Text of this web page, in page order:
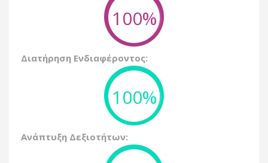
100%
Διατήρηση Ενδιαφέροντος:
100%
Ανάπτυξη Δεξιοτήτων: